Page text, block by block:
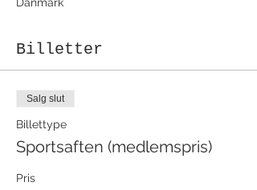
Billetter
Salg slut
Billettype
Sportsaften (medlemspris)
Pris